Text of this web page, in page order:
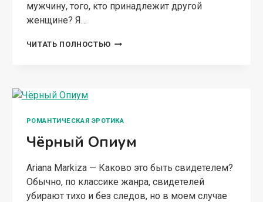
мужчину, того, кто принадлежит другой
женщине? Я…
ЧИТАТЬ ПОЛНОСТЬЮ ЛЮБОВНИЦА
РОМАНТИЧЕСКАЯ ЭРОТИКА
Чёрный Опиум
Ariana Markiza — Каково это быть свидетелем?
Обычно, по классике жанра, свидетелей
убирают тихо и без следов, но в моем случае